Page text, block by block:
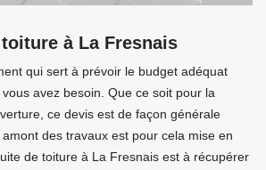
à La Fresnais
qui sert à prévoir le budget adéquat
avez besoin. Que ce soit pour la
ce devis est de façon générale
des travaux est pour cela mise en
de toiture à La Fresnais est à récupérer